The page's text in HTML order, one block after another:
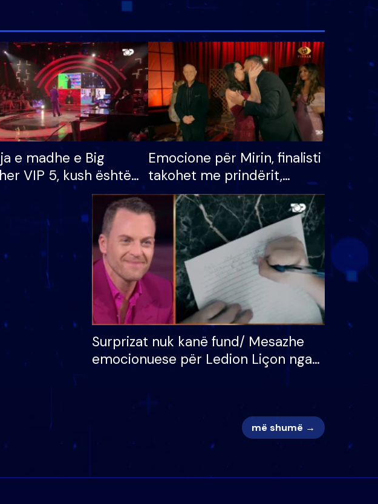
e madhe e Big
VIP 5, kush është
i parë që lë shtëpinë
humb mundësinë për
çmimin e madh
Emocione për Mirin, finalisti
takohet me prindërit,
vajzën dhe bashkëshorten:
S’kemi ndonjë letër divorci
apo jo?
Surprizat nuk kanë fund/ Mesazhe
emocionuese për Ledion Liçon nga
më shumë →